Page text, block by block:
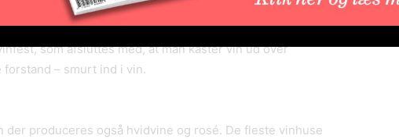
egentlige vinby. Byen er ikke stor, men en række af de
af de små landsbyer i nærheden. I slutningen af juni
som afsluttes med, at man kaster vin ud over
– smurt ind i vin.
produceres også hvidvine og rosé. De fleste vinhuse